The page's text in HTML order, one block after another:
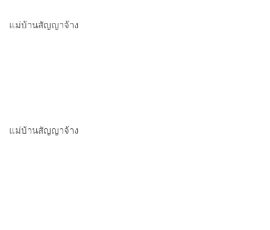
แม่บ้านสัญญาจ้าง
แม่บ้านสัญญาจ้าง